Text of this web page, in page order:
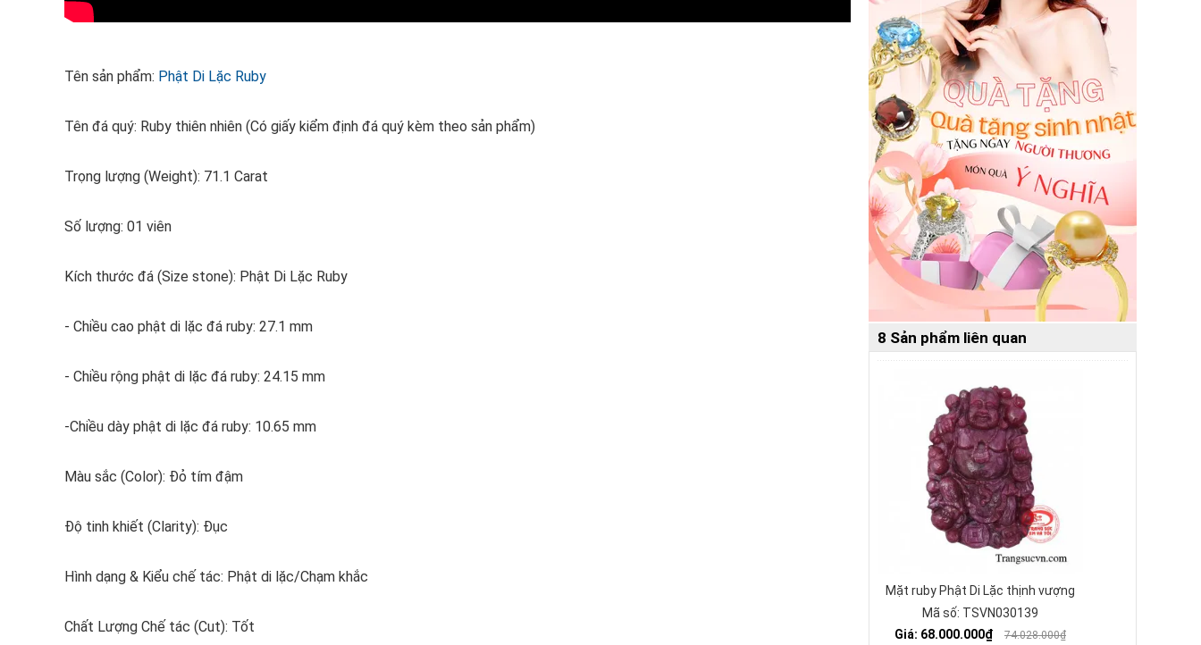
Tên sản phẩm: Phật Di Lặc Ruby
Tên đá quý: Ruby thiên nhiên (Có giấy kiểm định đá quý kèm theo sản phẩm)
Trọng lượng (Weight): 71.1 Carat
Số lượng: 01 viên
Kích thước đá (Size stone): Phật Di Lặc Ruby
- Chiều cao phật di lặc đá ruby: 27.1 mm
- Chiều rộng phật di lặc đá ruby: 24.15 mm
-Chiều dày phật di lặc đá ruby: 10.65 mm
Màu sắc (Color): Đỏ tím đậm
Độ tinh khiết (Clarity): Đục
Hình dạng & Kiểu chế tác: Phật di lặc/Chạm khắc
Chất Lượng Chế tác (Cut): Tốt
8 Sản phẩm liên quan
Mặt ruby Phật Di Lặc thịnh vượng
Mã số: TSVN030139
Giá: 68.000.000₫
74.028.000₫